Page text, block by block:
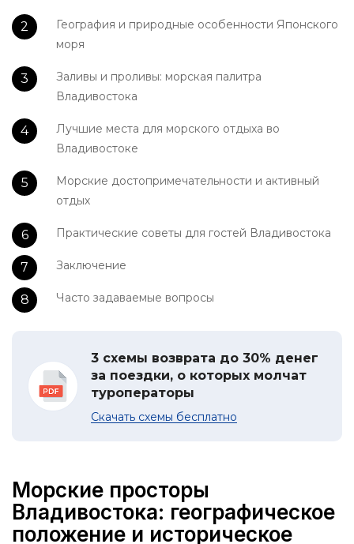
География и природные особенности Японского
моря
Заливы и проливы: морская палитра
Владивостока
Лучшие места для морского отдыха во
Владивостоке
Морские достопримечательности и активный
отдых
Практические советы для гостей Владивостока
Заключение
Часто задаваемые вопросы
3 схемы возврата до 30% денег
за поездки, о которых молчат
туроператоры
Скачать схемы бесплатно
Морские просторы
Владивостока: географическое
положение и историческое